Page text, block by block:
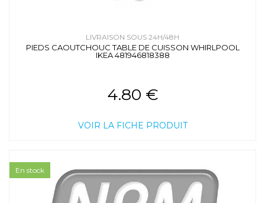
LIVRAISON SOUS 24H/48H
PIEDS CAOUTCHOUC TABLE DE CUISSON WHIRLPOOL
IKEA 481946818388
4.80 €
VOIR LA FICHE PRODUIT
En stock